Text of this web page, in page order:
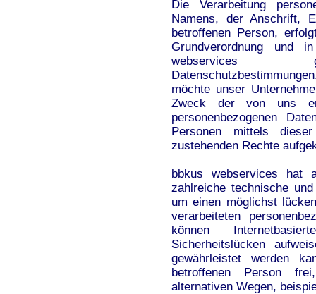
Die Verarbeitung
Namens, der Anschrift,
betroffenen Person,
Grundverordnung und
webservices
möchte unser
Zweck der von uns
personenbezogenen
Personen mittels
zustehenden Rechte
bbkus webservices hat
zahlreiche technische
um einen möglichst
verarbeiteten
können
Sicherheitslücken
gewährleistet werden
betroffenen Person
alternativen Wegen,